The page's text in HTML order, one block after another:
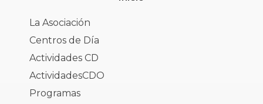
La Asociación
Centros de Día
Actividades CD
ActividadesCDO
Programas